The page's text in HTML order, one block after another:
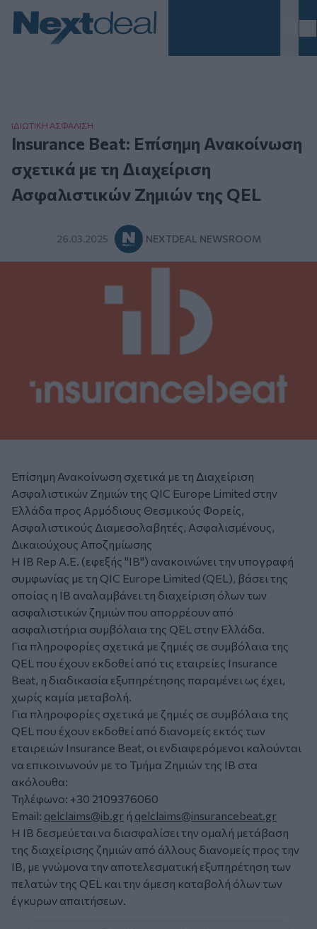
ΙΔΙΩΤΙΚΗ ΑΣΦAΛΙΣΗ
Insurance Beat: Επίσημη Ανακοίνωση
σχετικά με τη Διαχείριση
Ασφαλιστικών Ζημιών της QEL
26.03.2025 NEXTDEAL NEWSROOM
Επίσημη Ανακοίνωση σχετικά με τη Διαχείριση
Ασφαλιστικών Ζημιών της QIC Europe Limited στην
Ελλάδα προς Αρμόδιους Θεσμικούς Φορείς,
Ασφαλιστικούς Διαμεσολαβητές, Ασφαλισμένους,
Δικαιούχους Αποζημίωσης
Η IB Rep Α.Ε. (εφεξής "IB") ανακοινώνει την υπογραφή
συμφωνίας με τη QIC Europe Limited (QEL), βάσει της
οποίας η IB αναλαμβάνει τη διαχείριση όλων των
ασφαλιστικών ζημιών που απορρέουν από
ασφαλιστήρια συμβόλαια της QEL στην Ελλάδα.
Για πληροφορίες σχετικά με ζημιές σε συμβόλαια της
QEL που έχουν εκδοθεί από τις εταιρείες Insurance
Beat, η διαδικασία εξυπηρέτησης παραμένει ως έχει,
χωρίς καμία μεταβολή.
Για πληροφορίες σχετικά με ζημιές σε συμβόλαια της
QEL που έχουν εκδοθεί από διανομείς εκτός των
εταιρειών Insurance Beat, οι ενδιαφερόμενοι καλούνται
να επικοινωνούν με το Τμήμα Ζημιών της IB στα
ακόλουθα:
Τηλέφωνο: +30 2109376060
Email: qelclaims@ib.gr ή qelclaims@insurancebeat.gr
Η IB δεσμεύεται να διασφαλίσει την ομαλή μετάβαση
της διαχείρισης ζημιών από άλλους διανομείς προς την
IB, με γνώμονα την αποτελεσματική εξυπηρέτηση των
πελατών της QEL και την άμεση καταβολή όλων των
έγκυρων απαιτήσεων.